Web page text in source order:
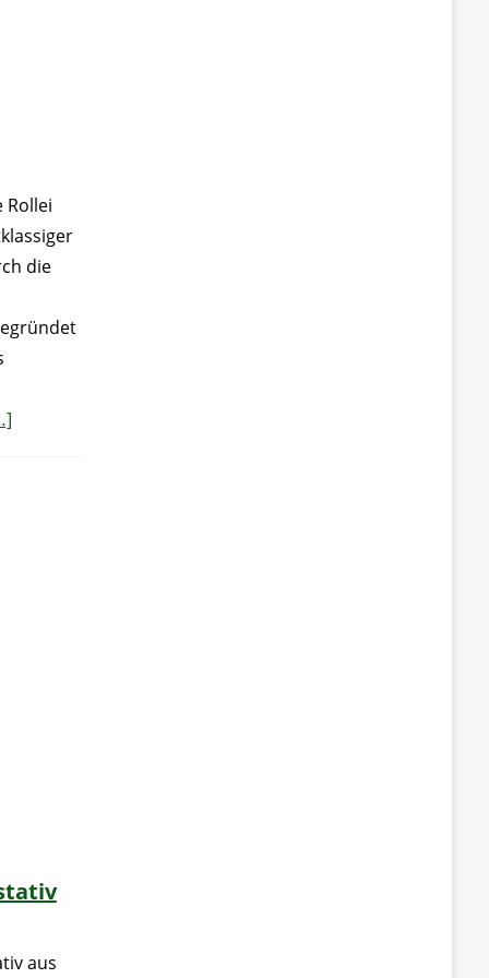
Rollei
die
aus